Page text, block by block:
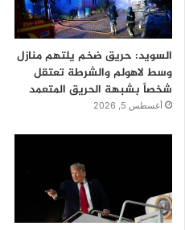
السويد: حريق ضخم يلتهم منازل
وسط لاهولم والشرطة تعتقل
شخصاً بشبهة الحريق المتعمد
أغسطس 5, 2026